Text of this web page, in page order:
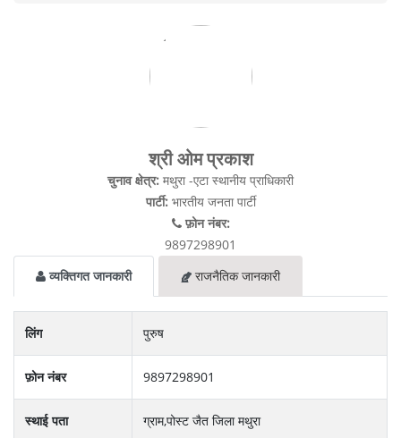
श्री ओम प्रकाश
चुनाव क्षेत्र: मथुरा -एटा स्थानीय प्राधिकारी
पार्टी:भारतीय जनता पार्टी
फ़ोन नंबर:
9897298901
व्यक्तिगत जानकारी
राजनैतिक जानकारी
लिंग पुरुष
फ़ोन नंबर 9897298901
स्थाई पता ग्राम,पोस्‍ट जैत जिला मथुरा